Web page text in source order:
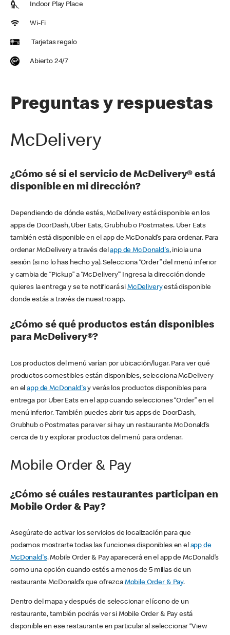
Indoor Play Place
Wi-Fi
Tarjetas regalo
Abierto 24/7
Preguntas y respuestas
McDelivery
¿Cómo sé si el servicio de McDelivery® está
disponible en mi dirección?
Dependiendo de dónde estés, McDelivery está disponible en los
apps de DoorDash, Uber Eats, Grubhub o Postmates. Uber Eats
también está disponible en el app de McDonald’s para ordenar. Para
ordenar McDelivery a través delapp de McDonald's, inicia una
sesión (si no lo has hecho ya). Selecciona “Order” del menú inferior
y cambia de “Pickup” a “McDelivery’” Ingresa la dirección donde
quieres la entrega y se te notificará si McDeliveryestá disponible
donde estás a través de nuestro app.
¿Cómo sé qué productos están disponibles
para McDelivery®?
Los productos del menú varían por ubicación/lugar. Para ver qué
productos comestibles están disponibles, selecciona McDelivery
en elapp de McDonald'sy verás los productos disponibles para
entrega por Uber Eats en el app cuando selecciones “Order” en el
menú inferior. También puedes abrir tus apps de DoorDash,
Grubhub o Postmates para ver si hay un restaurante McDonald’s
cerca de ti y explorar productos del menú para ordenar.
Mobile Order & Pay
¿Cómo sé cuáles restaurantes participan en
Mobile Order & Pay?
Asegúrate de activar los servicios de localización para que
podamos mostrarte todas las funciones disponibles en el app de
McDonald's. Mobile Order & Pay aparecerá en el app de McDonald’s
como una opción cuando estés a menos de 5 millas de un
restaurante McDonald’s que ofrezca Mobile Order & Pay.
Dentro del mapa y después de seleccionar el ícono de un
restaurante, también podrás ver si Mobile Order & Pay está
disponible en ese restaurante en particular al seleccionar “View